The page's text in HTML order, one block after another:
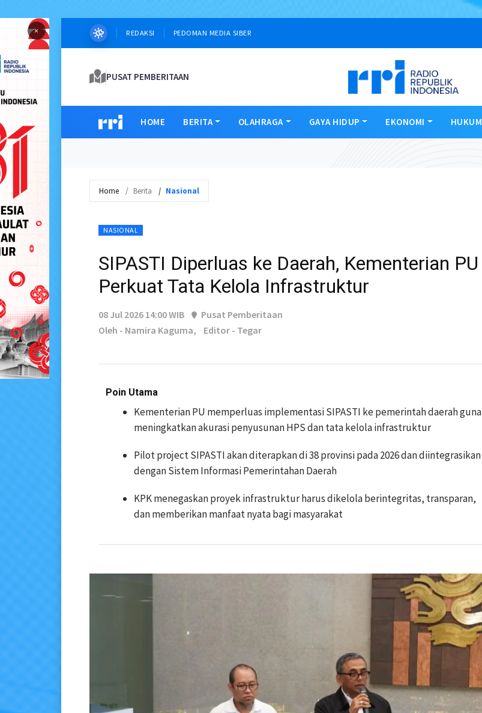
× REDAKSI PEDOMAN MEDIA SIBER
PUSAT PEMBERITAAN
HOME BERITA OLAHRAGA GAYA HIDUP EKONOMI HUKUM
Home Berita Nasional
NASIONAL
SIPASTI Diperluas ke Daerah, Kementerian PU
Perkuat Tata Kelola Infrastruktur
08 Jul 2026 14:00 WIB
Pusat Pemberitaan
Oleh - Namira Kaguma,
Editor - Tegar
Poin Utama
Kementerian PU memperluas implementasi SIPASTI ke pemerintah daerah guna
meningkatkan akurasi penyusunan HPS dan tata kelola infrastruktur
Pilot project SIPASTI akan diterapkan di 38 provinsi pada 2026 dan diintegrasikan
dengan Sistem Informasi Pemerintahan Daerah
KPK menegaskan proyek infrastruktur harus dikelola berintegritas, transparan,
dan memberikan manfaat nyata bagi masyarakat